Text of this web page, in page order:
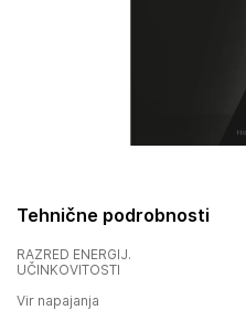
Tehnične podrobnosti
RAZRED ENERGIJ.
UČINKOVITOSTI
Vir napajanja